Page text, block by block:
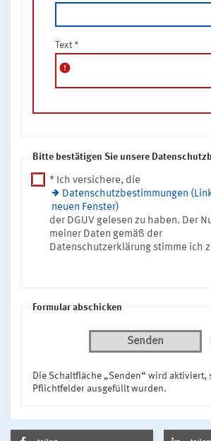
Text *
error
Bitte bestätigen Sie unsere
* Ich versichere, die
Datenschutzbestimmungen
neuen Fenster)
der DGUV gelesen zu haben. Der
meiner Daten gemäß der
Datenschutzerklärung stimme ich
Formular abschicken
Senden
Die Schaltfläche „Senden“ wird aktiviert,
Pflichtfelder ausgefüllt wurden.